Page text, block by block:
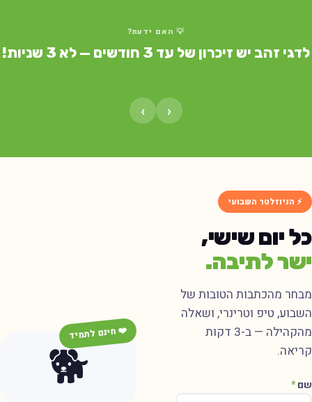
💡 האם ידעת?
זהב יש זיכרון של עד 3 חודשים — לא 3 שניות!
⚡ הניוזלטר השבועי
יום שישי,
לתיבה.
מהכתבות הטובות של
טיפ וטרינרי, ושאלה
מהקהילה — ב-3 דקות
*
🐕
❤️ חינם לתמיד